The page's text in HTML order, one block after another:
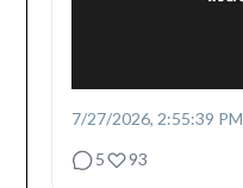
7/27/2026, 2:55:39 PM
5
93